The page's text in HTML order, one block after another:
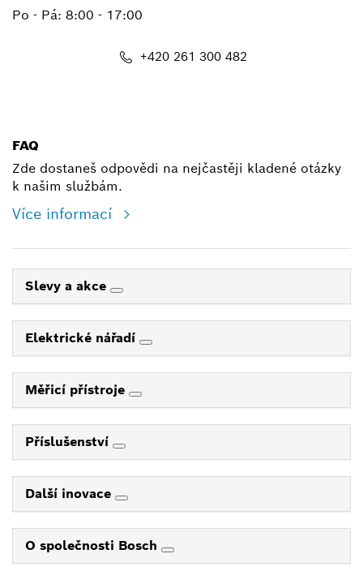
Po - Pá: 8:00 - 17:00
+420 261 300 482
FAQ
Zde dostaneš odpovědi na nejčastěji kladené otázky
k našim službám.
Více informací
Slevy a akce
Elektrické nářadí
Měřicí přístroje
Příslušenství
Další inovace
O společnosti Bosch